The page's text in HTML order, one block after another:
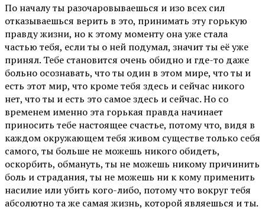
По началу ты разочаровываешься и изо всех сил
отказываешься верить в это, принимать эту горькую
правду жизни, но к этому моменту она уже стала
частью тебя, если ты о ней подумал, значит ты её уже
принял. Тебе становится очень обидно и где-то даже
больно осознавать, что ты один в этом мире, что ты и
есть этот мир, что кроме тебя здесь и сейчас никого
нет, что ты и есть это самое здесь и сейчас. Но со
временем именно эта горькая правда начинает
приносить тебе настоящее счастье, потому что, видя в
каждом окружающем тебя живом существе только себя
самого, ты больше не можешь никого обидеть,
оскорбить, обмануть, ты не можешь никому причинить
боль и страдания, ты не можешь ни к кому применить
насилие или убить кого-либо, потому что вокруг тебя
абсолютно та же самая жизнь, которой являешься и ты.